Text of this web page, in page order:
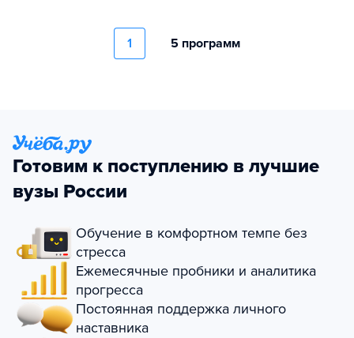
1 5 программ
Готовим к поступлению в лучшие
вузы России
Обучение в комфортном темпе без
стресса
Ежемесячные пробники и аналитика
прогресса
Постоянная поддержка личного
наставника